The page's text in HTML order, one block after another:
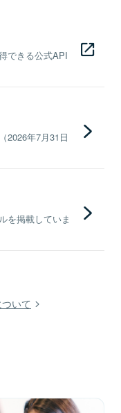
できる公式API
2026年7月31日
を掲載していま
いて